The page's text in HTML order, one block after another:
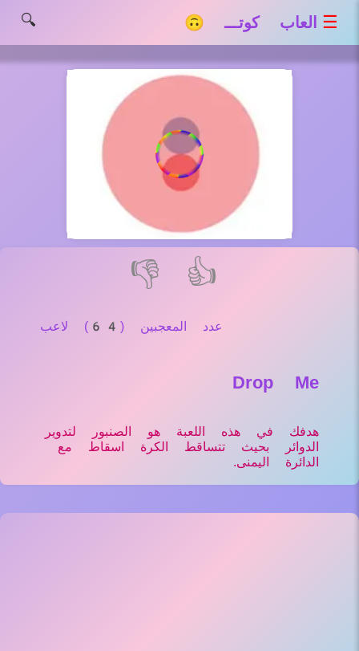
☰ العاب كوتـــ 🙃 🔍
👍
👎
عدد المعجبين (64) لاعب
Drop Me
هدفك في هذه اللعبة هو الصنبور لتدوير
الدوائر بحيث تتساقط الكرة اسقاط مع
الدائرة اليمنى.